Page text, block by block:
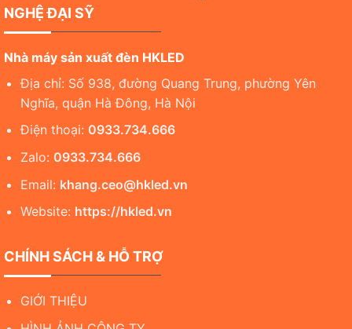
NGHỆ ĐẠI SỸ
Nhà máy sản xuất đèn HKLED
Địa chỉ: Số 938, đường Quang Trung, phường Yên
Nghĩa, quận Hà Đông, Hà Nội
Điện thoại: 0933.734.666
Zalo: 0933.734.666
Email: khang.ceo@hkled.vn
Website: https://hkled.vn
CHÍNH SÁCH & HỖ TRỢ
GIỚI THIỆU